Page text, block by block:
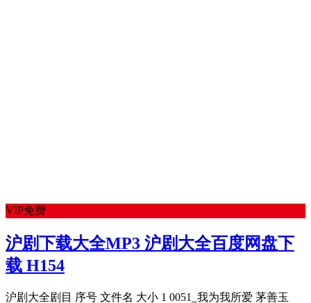
VIP免费
沪剧下载大全MP3 沪剧大全百度网盘下
载 H154
沪剧大全剧目 序号 文件名 大小 1 0051_我为我所爱 茅善玉